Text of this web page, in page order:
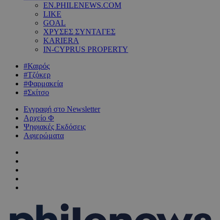
EN.PHILENEWS.COM
LIKE
GOAL
ΧΡΥΣΕΣ ΣΥΝΤΑΓΕΣ
KARIERA
IN-CYPRUS PROPERTY
#Καιρός
#Τζόκερ
#Φαρμακεία
#Σκίτσο
Εγγραφή στο Newsletter
Αρχείο Φ
Ψηφιακές Εκδόσεις
Αφιερώματα